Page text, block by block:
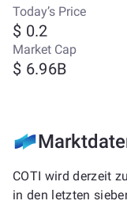
Today’s Price
$ 0.2
Market Cap
$ 6.96B
COTI wird derzeit
in den letzten